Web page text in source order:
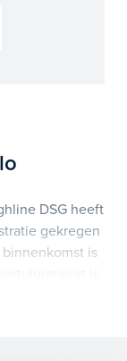
DSG heeft
gekregen
binnenkomst is